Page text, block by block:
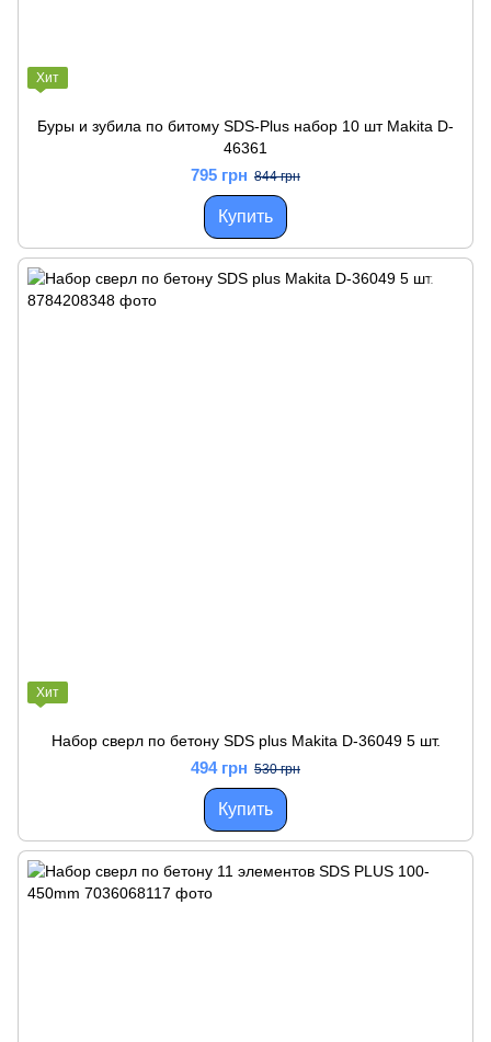
Хит
Буры и зубила по битому SDS-Plus набор 10 шт Makita D-
46361
795 грн 844 грн
Купить
Хит
Набор сверл по бетону SDS plus Makita D-36049 5 шт.
494 грн 530 грн
Купить